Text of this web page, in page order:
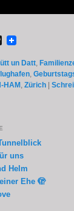
Threema
un Datt,
,
HAM ,Zürich |
uns
Helm
Ehe 🫣